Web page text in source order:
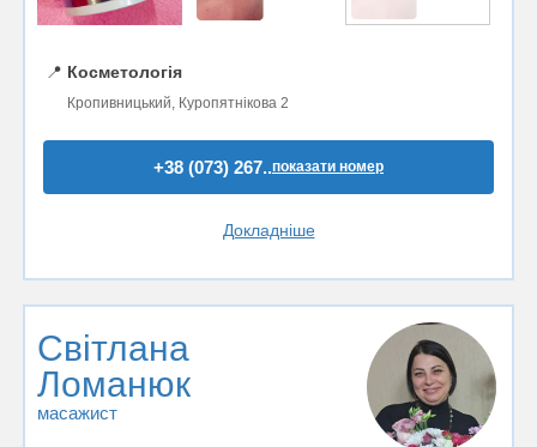
📍 Косметологія
Кропивницький, Куропятнікова 2
+38 (073) 267..показати номер
Докладніше
Світлана
Ломанюк
масажист